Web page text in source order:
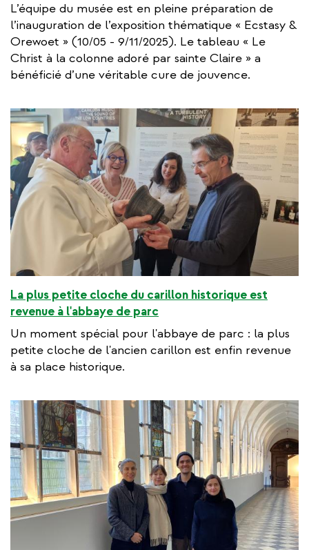
L’équipe du musée est en pleine préparation de
l’inauguration de l’exposition thématique « Ecstasy &
Orewoet » (10/05 - 9/11/2025). Le tableau « Le
Christ à la colonne adoré par sainte Claire » a
bénéficié d’une véritable cure de jouvence.
La plus petite cloche du carillon historique est
revenue à l'abbaye de parc
Un moment spécial pour l'abbaye de parc : la plus
petite cloche de l'ancien carillon est enfin revenue
à sa place historique.